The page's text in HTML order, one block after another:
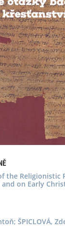
the Religionistic
and on Early
ŠPICLOVÁ,